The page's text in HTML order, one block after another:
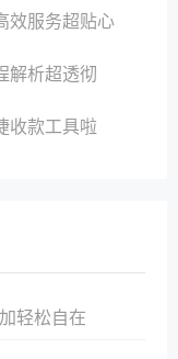
效服务超贴心
解析超透彻
收款工具啦
轻松自在